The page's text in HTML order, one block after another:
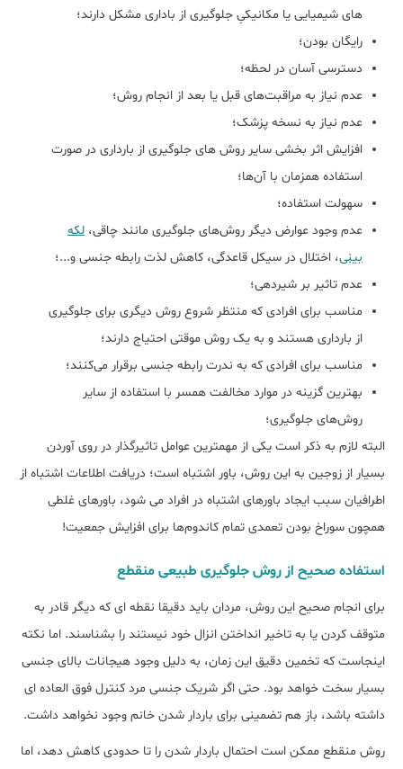
های شیمیایی یا مکانیکیِ جلوگیری از باداری مشکل دارند؛
رایگان بودن؛
دسترسی آسان در لحظه؛
عدم نیاز به مراقبت‌های قبل یا بعد از انجام روش؛
عدم نیاز به نسخه پزشک؛
افزایش اثر بخشی سایر روش های جلوگیری از بارداری در صورت
استفاده همزمان با آن‌ها؛
سهولت استفاده؛
عدم وجود عوارض دیگر روش‌های جلوگیری مانند چاقی، لکه
بینی، اختلال در سیکل قاعدگی، کاهش لذت رابطه جنسی و...؛
عدم تاثیر بر شیردهی؛
مناسب برای افرادی که منتظر شروع روش دیگری برای جلوگیری
از بارداری هستند و به یک روش موقتی احتیاج دارند؛
مناسب برای افرادی که به ندرت رابطه جنسی برقرار می‌کنند؛
بهترین گزینه در موارد مخالفت همسر با استفاده از سایر
روش‌های جلوگیری؛
البته لازم به ذکر است یکی از مهمترین عوامل تاثیرگذار در روی آوردن
بسیار از زوجین به این روش، باور اشتباه است؛ دریافت اطلاعات اشتباه از
اطرافیان سبب ایجاد باورهای اشتباه در افراد می شود، باورهای غلطی
همچون سوراخ بودن تعمدی تمام کاندوم‌ها برای افزایش جمعیت!
استفاده صحیح از روش جلوگیری طبیعی منقطع
برای انجام صحیح این روش، مردان باید دقیقا نقطه ای که دیگر قادر به
متوقف کردن یا به تاخیر انداختن انزال خود نیستند را بشناسند. اما نکته
اینجاست که تخمین دقیق این زمان، به دلیل وجود هیجانات بالای جنسی
بسیار سخت خواهد بود. حتی اگر شریک جنسی مرد کنترل فوق ‌العاده ای
داشته باشد، باز هم تضمینی برای باردار شدن خانم وجود نخواهد داشت.
روش منقطع ممکن است احتمال باردار شدن را تا حدودی کاهش دهد، اما